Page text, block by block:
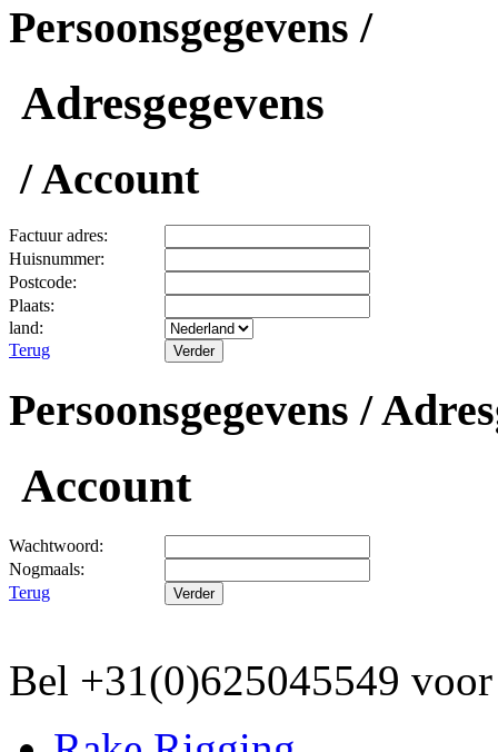
Persoonsgegevens /
Adresgegevens
/ Account
Factuur adres:
Huisnummer:
Postcode:
Plaats:
land:
Terug
Persoonsgegevens /
Account
Wachtwoord:
Nogmaals:
Terug
Bel +31(0)625045549